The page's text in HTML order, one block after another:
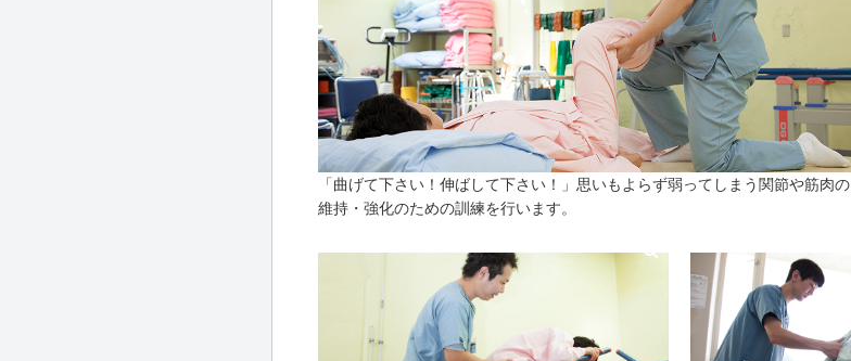
「曲げて下さい！伸ばして下さい！」思いもよらず弱ってしまう関節や筋肉の
維持・強化のための訓練を行います。